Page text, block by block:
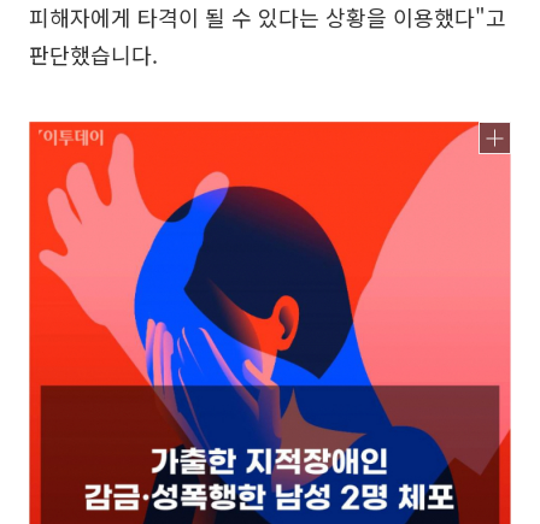
피해자에게 타격이 될 수 있다는 상황을 이용했다"고
판단했습니다.